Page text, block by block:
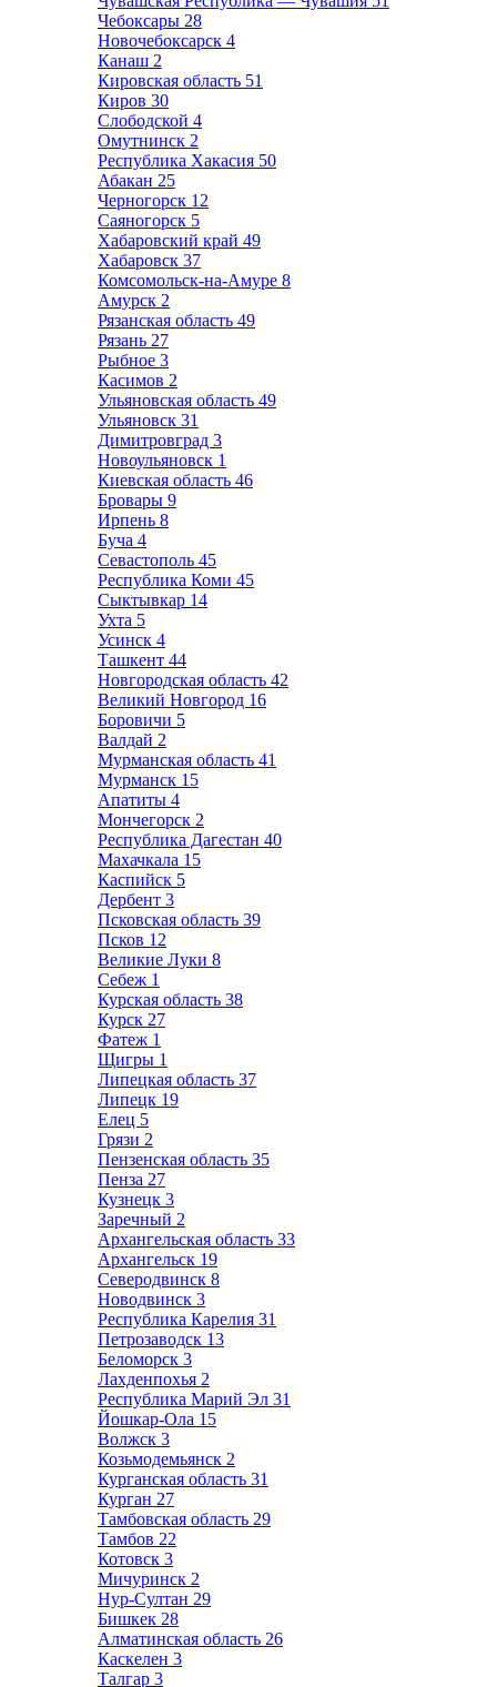
Чебоксары 28
Новочебоксарск 4
Канаш 2
Кировская область 51
Киров 30
Слободской 4
Омутнинск 2
Республика Хакасия 50
Абакан 25
Черногорск 12
Саяногорск 5
Хабаровский край 49
Хабаровск 37
Комсомольск-на-Амуре 8
Амурск 2
Рязанская область 49
Рязань 27
Рыбное 3
Касимов 2
Ульяновская область 49
Ульяновск 31
Димитровград 3
Новоульяновск 1
Киевская область 46
Бровары 9
Ирпень 8
Буча 4
Севастополь 45
Республика Коми 45
Сыктывкар 14
Ухта 5
Усинск 4
Ташкент 44
Новгородская область 42
Великий Новгород 16
Боровичи 5
Валдай 2
Мурманская область 41
Мурманск 15
Апатиты 4
Мончегорск 2
Республика Дагестан 40
Махачкала 15
Каспийск 5
Дербент 3
Псковская область 39
Псков 12
Великие Луки 8
Себеж 1
Курская область 38
Курск 27
Фатеж 1
Щигры 1
Липецкая область 37
Липецк 19
Елец 5
Грязи 2
Пензенская область 35
Пенза 27
Кузнецк 3
Заречный 2
Архангельская область 33
Архангельск 19
Северодвинск 8
Новодвинск 3
Республика Карелия 31
Петрозаводск 13
Беломорск 3
Лахденпохья 2
Республика Марий Эл 31
Йошкар-Ола 15
Волжск 3
Козьмодемьянск 2
Курганская область 31
Курган 27
Тамбовская область 29
Тамбов 22
Котовск 3
Мичуринск 2
Нур-Султан 29
Бишкек 28
Алматинская область 26
Каскелен 3
Талгар 3